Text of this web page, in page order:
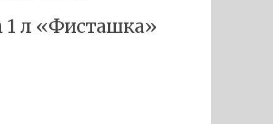
1 л «Фисташка»